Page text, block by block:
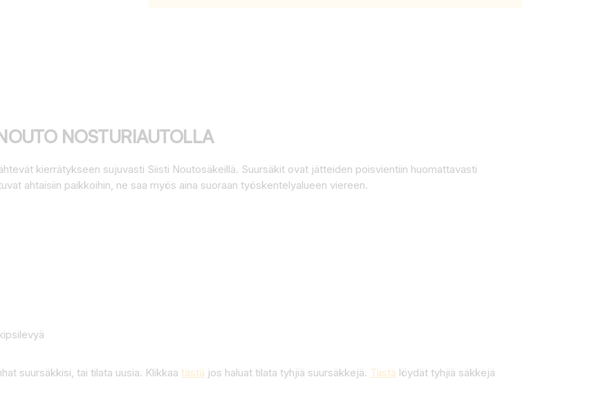
NOSTURIAUTOLLA
kierrätykseen sujuvasti Siisti Noutosäkeillä. Suursäkit ovat jätteiden poisvientiin huomattavasti
ahtaisiin paikkoihin, ne saa myös aina suoraan työskentelyalueen viereen.
suursäkkisi, tai tilata uusia. Klikkaa tästä jos haluat tilata tyhjiä suursäkkejä. Tästä löydät tyhjiä säkkejä